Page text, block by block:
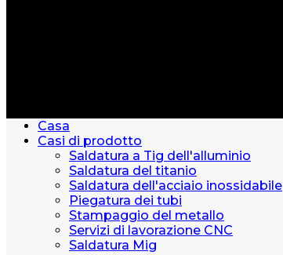
Casa
Casi di prodotto
Saldatura a Tig dell'alluminio
Saldatura del titanio
Saldatura dell'acciaio inossidabile
Piegatura dei tubi
Stampaggio del metallo
Servizi di lavorazione CNC
Saldatura Mig